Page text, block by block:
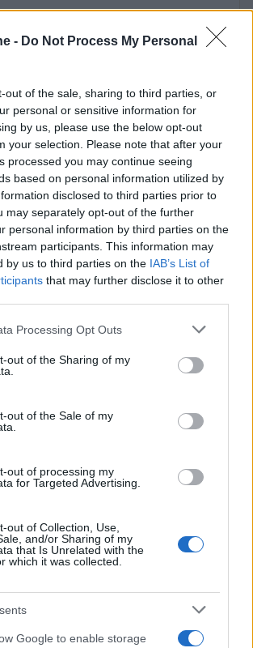
- Do Not Process My Personal
out of the sale, sharing to third parties, or
personal or sensitive information for
by us, please use the below opt-out
your selection. Please note that after your
processed you may continue seeing
based on personal information utilized by
disclosed to third parties prior to
may separately opt-out of the further
personal information by third parties on the
participants. This information may
by us to third parties on the IAB’s List of
that may further disclose it to other
this website/app uses one or more Google
visit or usage behaviour. You may click to
to Google and its third-party tags to
below specified purposes in below Google
Processing Opt Outs
out of the Sharing of my
out of the Sale of my
out of processing my
for Targeted Advertising.
out of Collection, Use,
and/or Sharing of my
that Is Unrelated with the
which it was collected.
Google to enable storage
leggere